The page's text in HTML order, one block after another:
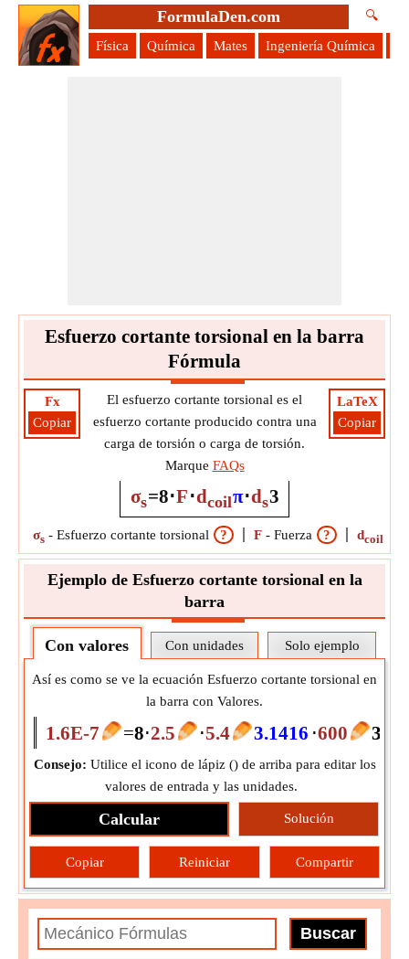
FormulaDen.com 🔍
Física Química Mates Ingeniería Química
Esfuerzo cortante torsional en la barra
Fórmula
Fx
Copiar
LaTeX
Copiar
El esfuerzo cortante torsional es el
esfuerzo cortante producido contra una
carga de torsión o carga de torsión.
Marque FAQs
σs=8⋅F⋅dcoilπ⋅ds3
σs - Esfuerzo cortante torsional ? F - Fuerza ? dcoil
Ejemplo de Esfuerzo cortante torsional en la
barra
Con valores Con unidades Solo ejemplo
Así es como se ve la ecuación Esfuerzo cortante torsional en
la barra con Valores.
1.6E-7 =8⋅2.5 ⋅5.4 3.1416 ⋅600 3
Consejo: Utilice el icono de lápiz () de arriba para editar los
valores de entrada y las unidades.
Calcular Solución
Copiar Reiniciar Compartir